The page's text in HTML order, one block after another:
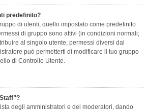
predefinito?
di utenti, quello impostato come predefinito
di gruppo sono attivi (in condizioni normali;
al singolo utente, permessi diversi dal
può permetterti di modificare il tuo gruppo
di Controllo Utente.
degli amministratori e dei moderatori, dando